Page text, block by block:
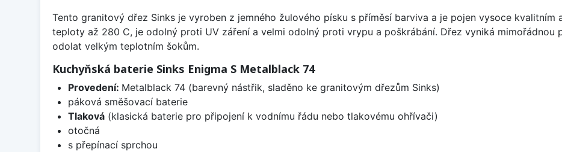
Tento granitový dřez Sinks je vyroben z jemného žulového písku s příměsí barviva a je pojen vysoce kvalitním
teploty až 280 C, je odolný proti UV záření a velmi odolný proti vrypu a poškrábání. Dřez vyniká mimořádnou
odolat velkým teplotním šokům.
Kuchyňská baterie Sinks Enigma S Metalblack 74
Provedení: Metalblack 74 (barevný nástřik, sladěno ke granitovým dřezům Sinks)
páková směšovací baterie
Tlaková(klasická baterie pro připojení k vodnímu řádu nebo tlakovému ohřívači)
otočná
s přepínací sprchou